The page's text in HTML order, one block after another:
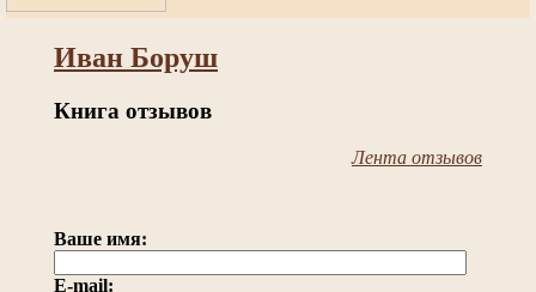
Иван Боруш
Книга отзывов
Лента отзывов
Ваше имя:
E-mail: